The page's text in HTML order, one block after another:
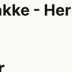
-